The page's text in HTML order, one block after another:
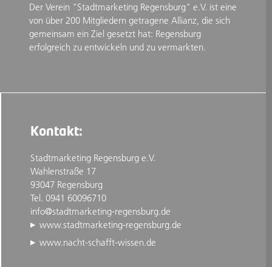
Der Verein "Stadtmarketing Regensburg" e.V. ist eine
von über 200 Mitgliedern getragene Allianz, die sich
gemeinsam ein Ziel gesetzt hat: Regensburg
erfolgreich zu entwickeln und zu vermarkten.
Kontakt:
Stadtmarketing Regensburg e.V.
Wahlenstraße 17
93047 Regensburg
Tel. 0941 60096710
info@stadtmarketing-regensburg.de
www.stadtmarketing-regensburg.de
www.nacht-schafft-wissen.de